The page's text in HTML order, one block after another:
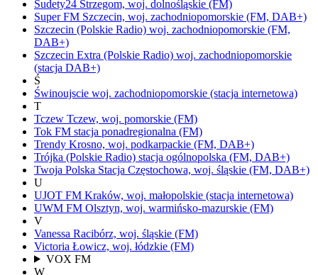
Sudety24 Strzegom, woj. dolnośląskie (FM)
Super FM Szczecin, woj. zachodniopomorskie (FM, DAB+)
Szczecin (Polskie Radio) woj. zachodniopomorskie (FM,
DAB+)
Szczecin Extra (Polskie Radio) woj. zachodniopomorskie
(stacja DAB+)
Ś
Świnoujscie woj. zachodniopomorskie (stacja internetowa)
T
Tczew Tczew, woj. pomorskie (FM)
Tok FM stacja ponadregionalna (FM)
Trendy Krosno, woj. podkarpackie (FM, DAB+)
Trójka (Polskie Radio) stacja ogólnopolska (FM, DAB+)
Twoja Polska Stacja Częstochowa, woj. śląskie (FM, DAB+)
U
UJOT FM Kraków, woj. małopolskie (stacja internetowa)
UWM FM Olsztyn, woj. warmińsko-mazurskie (FM)
V
Vanessa Racibórz, woj. śląskie (FM)
Victoria Łowicz, woj. łódzkie (FM)
VOX FM
W